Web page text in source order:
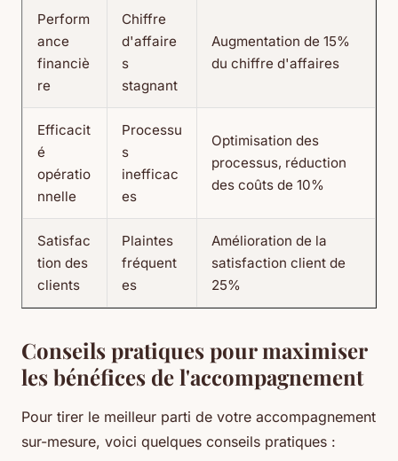
Perform
ance
financiè
re
Chiffre
d'affaire
s
stagnant
Augmentation de 15%
du chiffre d'affaires
Efficacit
é
opératio
nnelle
Processu
s
inefficac
es
Optimisation des
processus, réduction
des coûts de 10%
Satisfac
tion des
clients
Plaintes
fréquent
es
Amélioration de la
satisfaction client de
25%
Conseils pratiques pour maximiser
les bénéfices de l'accompagnement
Pour tirer le meilleur parti de votre accompagnement
sur-mesure, voici quelques conseils pratiques :